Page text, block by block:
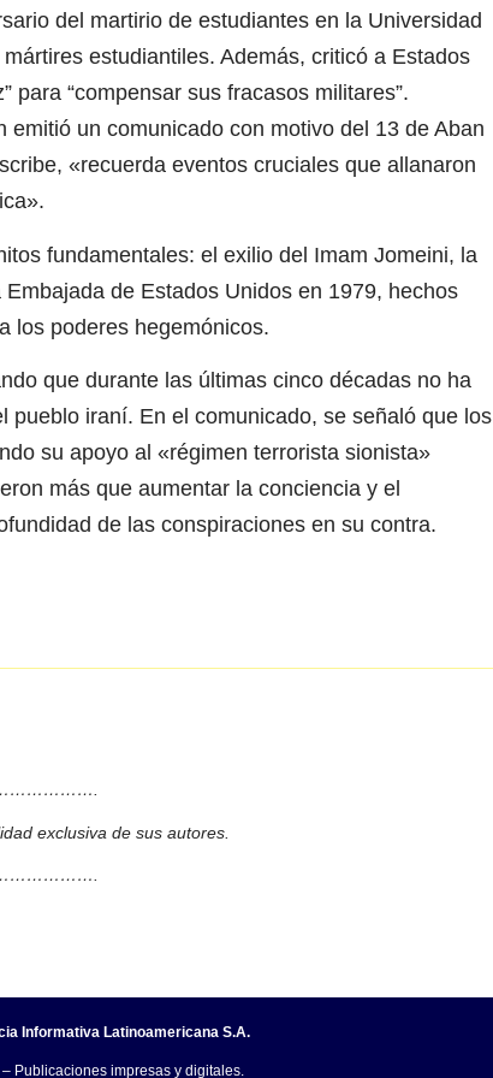
del martirio de estudiantes en la Universidad
estudiantiles. Además, criticó a Estados
para “compensar sus fracasos militares”.
un comunicado con motivo del 13 de Aban
«recuerda eventos cruciales que allanaron
fundamentales: el exilio del Imam Jomeini, la
de Estados Unidos en 1979, hechos
los poderes hegemónicos.
que durante las últimas cinco décadas no ha
iraní. En el comunicado, se señaló que los
su apoyo al «régimen terrorista sionista»
más que aumentar la conciencia y el
de las conspiraciones en su contra.
exclusiva de sus autores.
Informativa Latinoamericana S.A.
Publicaciones impresas y digitales.